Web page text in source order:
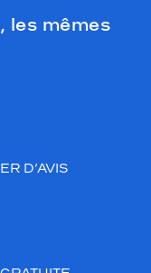
les mêmes
D’AVIS